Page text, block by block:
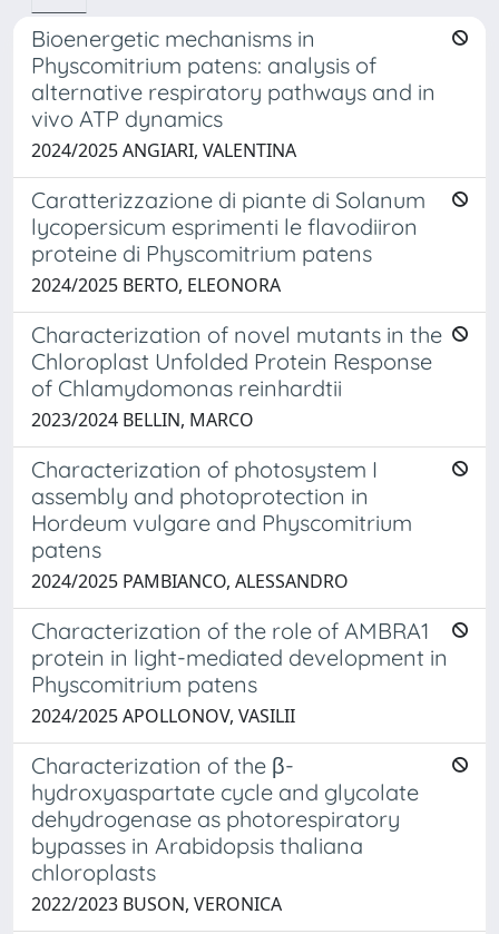
Bioenergetic mechanisms in
Physcomitrium patens: analysis of
alternative respiratory pathways and in
vivo ATP dynamics
2024/2025 ANGIARI, VALENTINA
Caratterizzazione di piante di Solanum
lycopersicum esprimenti le flavodiiron
proteine di Physcomitrium patens
2024/2025 BERTO, ELEONORA
Characterization of novel mutants in the
Chloroplast Unfolded Protein Response
of Chlamydomonas reinhardtii
2023/2024 BELLIN, MARCO
Characterization of photosystem I
assembly and photoprotection in
Hordeum vulgare and Physcomitrium
patens
2024/2025 PAMBIANCO, ALESSANDRO
Characterization of the role of AMBRA1
protein in light-mediated development in
Physcomitrium patens
2024/2025 APOLLONOV, VASILII
Characterization of the β-
hydroxyaspartate cycle and glycolate
dehydrogenase as photorespiratory
bypasses in Arabidopsis thaliana
chloroplasts
2022/2023 BUSON, VERONICA